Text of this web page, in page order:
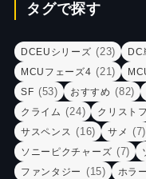
タグで探す
DCEUシリーズ (23) DC
MCUフェーズ4 (21)
SF (53) おすすめ (82)
クライム (24) クリスト
サスペンス (16) サメ (7)
ソニーピクチャーズ (7)
ファンタジー (15) ホラー